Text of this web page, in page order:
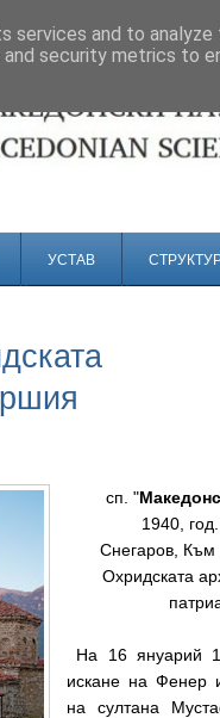
УСТАВ
сп. "
1940,
Снегаров, Към
Охридската
На 16 януарий
искане на Фенер
на султана
and to analyze
security metrics to